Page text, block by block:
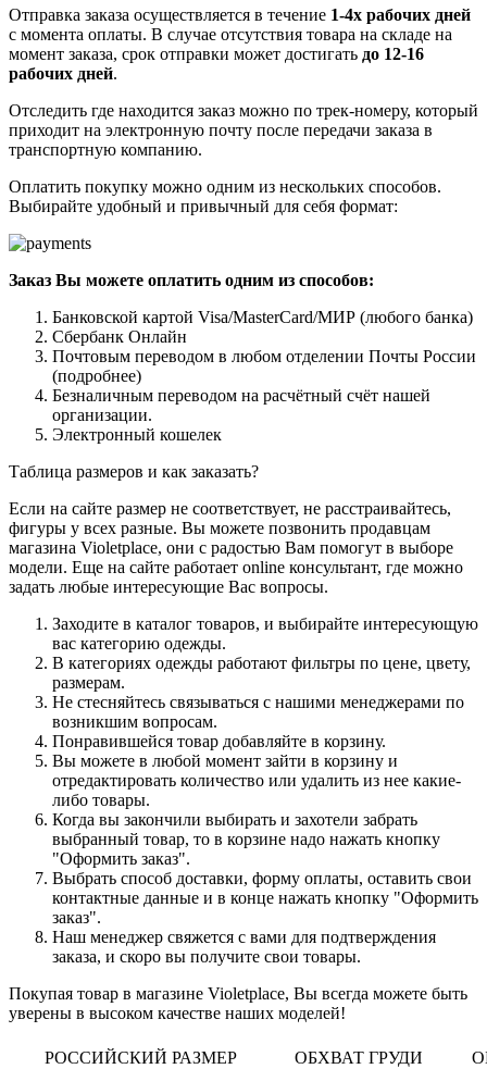
Отправка заказа осуществляется в течение 1-4х рабочих дней
с момента оплаты. В случае отсутствия товара на складе на
момент заказа, срок отправки может достигать до 12-16
рабочих дней.
Отследить где находится заказ можно по трек-номеру, который
приходит на электронную почту после передачи заказа в
транспортную компанию.
Оплатить покупку можно одним из нескольких способов.
Выбирайте удобный и привычный для себя формат:
Заказ Вы можете оплатить одним из способов:
Банковской картой Visa/MasterCard/МИР (любого банка)
Сбербанк Онлайн
Почтовым переводом в любом отделении Почты России
(подробнее)
Безналичным переводом на расчётный счёт нашей
организации.
Электронный кошелек
Таблица размеров и как заказать?
Если на сайте размер не соответствует, не расстраивайтесь,
фигуры у всех разные. Вы можете позвонить продавцам
магазина Violetplace, они с радостью Вам помогут в выборе
модели. Еще на сайте работает online консультант, где можно
задать любые интересующие Вас вопросы.
Заходите в каталог товаров, и выбирайте интересующую
вас категорию одежды.
В категориях одежды работают фильтры по цене, цвету,
размерам.
Не стесняйтесь связываться с нашими менеджерами по
возникшим вопросам.
Понравившейся товар добавляйте в корзину.
Вы можете в любой момент зайти в корзину и
отредактировать количество или удалить из нее какие-
либо товары.
Когда вы закончили выбирать и захотели забрать
выбранный товар, то в корзине надо нажать кнопку
"Оформить заказ".
Выбрать способ доставки, форму оплаты, оставить свои
контактные данные и в конце нажать кнопку "Оформить
заказ".
Наш менеджер свяжется с вами для подтверждения
заказа, и скоро вы получите свои товары.
Покупая товар в магазине Violetplace, Вы всегда можете быть
уверены в высоком качестве наших моделей!
РОССИЙСКИЙ РАЗМЕР ОБХВАТ ГРУДИ